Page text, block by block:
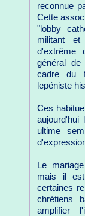
reconnue
Cette
"lobby
militant
d'extrême
général
cadre du
lepéniste
Ces
aujourd'hui
ultime
Le
mais il est
certaines
chrétiens
amplifier